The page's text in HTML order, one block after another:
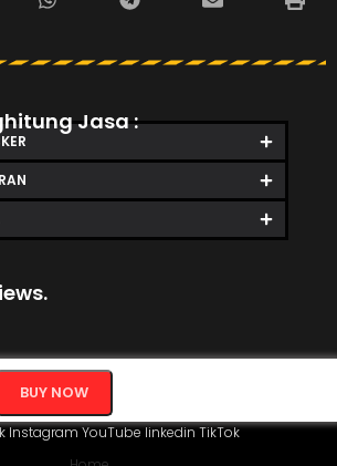
Jasa :
BUY NOW
InstagramYouTubelinkedinTikTok